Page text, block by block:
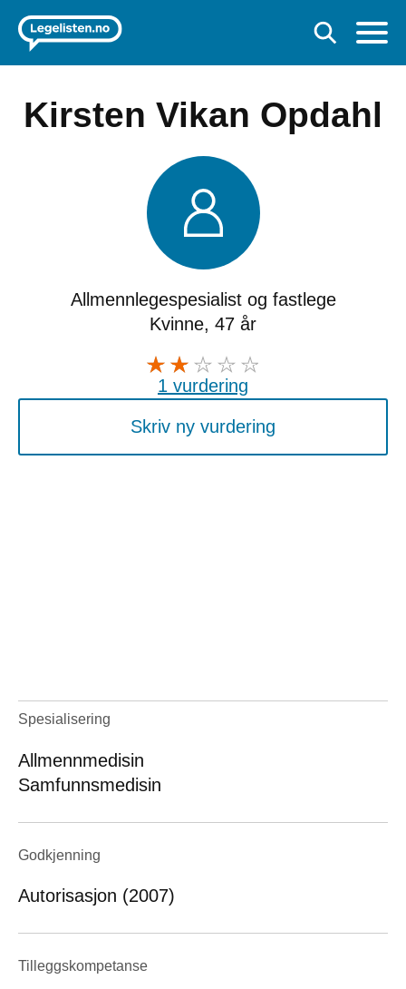
Kirsten Vikan Opdahl
Allmennlegespesialist og fastlege
Kvinne, 47 år
1 vurdering
Skriv ny vurdering
Spesialisering
Allmennmedisin
Samfunnsmedisin
Godkjenning
Autorisasjon (2007)
Tilleggskompetanse